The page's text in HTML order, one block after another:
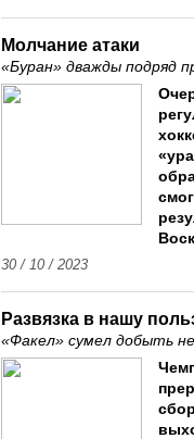
Молчание атаки
«Буран» дважды подряд
30 / 10 / 2023
Развязка в нашу
«Факел» сумел добыть